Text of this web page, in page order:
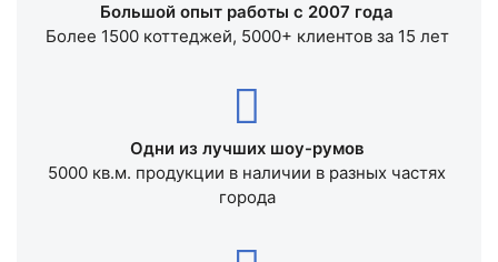
Большой опыт работы с 2007 года
Более 1500 коттеджей, 5000+ клиентов за 15 лет
Одни из лучших шоу-румов
5000 кв.м. продукции в наличии в разных частях
города